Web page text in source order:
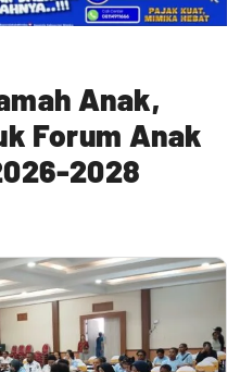
Anak,
Forum Anak
2028